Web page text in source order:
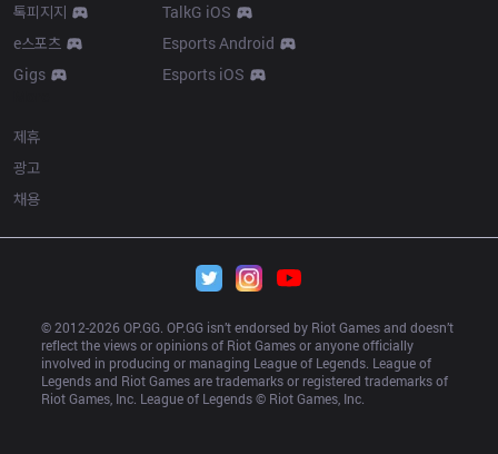
톡피지지
e스포츠
Gigs
TalkG iOS
Esports Android
Esports iOS
제휴
광고
채용
© 2012-2026 OP.GG. OP.GG isn’t endorsed by Riot Games and doesn’t
reflect the views or opinions of Riot Games or anyone officially
involved in producing or managing League of Legends. League of
Legends and Riot Games are trademarks or registered trademarks of
Riot Games, Inc. League of Legends © Riot Games, Inc.